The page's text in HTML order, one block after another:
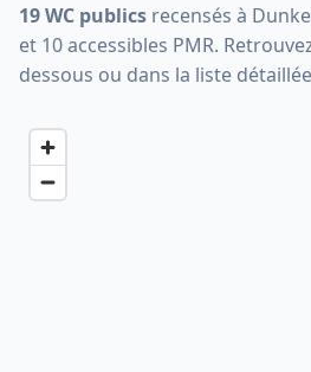
19 WC publics recensés à
et 10 accessibles PMR.
dessous ou dans la liste